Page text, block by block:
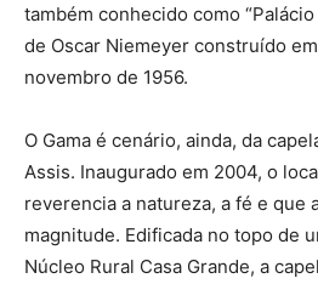
também conhecido como
de Oscar Niemeyer construído
novembro de 1956.
O Gama é cenário, ainda, da
Assis. Inaugurado em 2004, o
reverencia a natureza, a fé e que
magnitude. Edificada no topo de
Núcleo Rural Casa Grande, a